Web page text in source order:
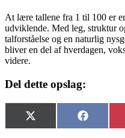
At lære tallene fra 1 til 100 er
udviklende. Med leg, struktur
talforståelse og en naturlig
bliver en del af hverdagen,
videre.
Del dette opslag:
Share
on
X
(Twitter)
Share
on
Facebook